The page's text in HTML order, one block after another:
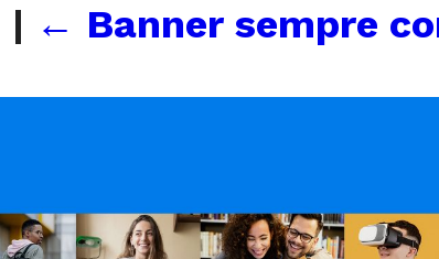
| ← Banner sempre